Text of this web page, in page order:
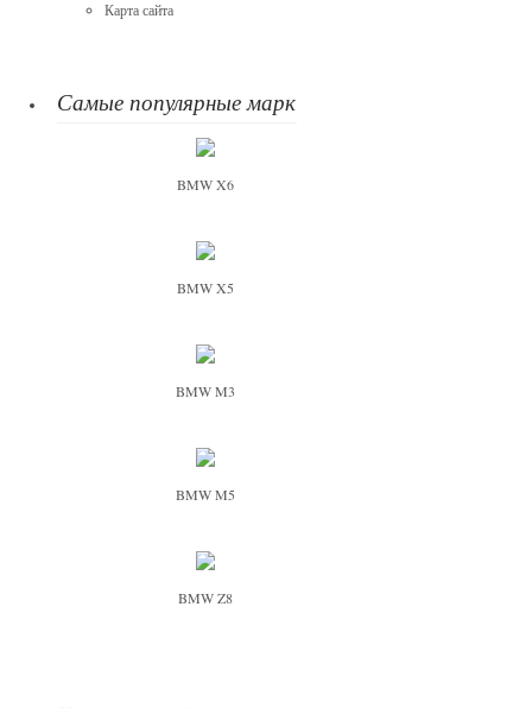
Карта сайта
Самые популярные марки
BMW X6
BMW X5
BMW M3
BMW M5
BMW Z8